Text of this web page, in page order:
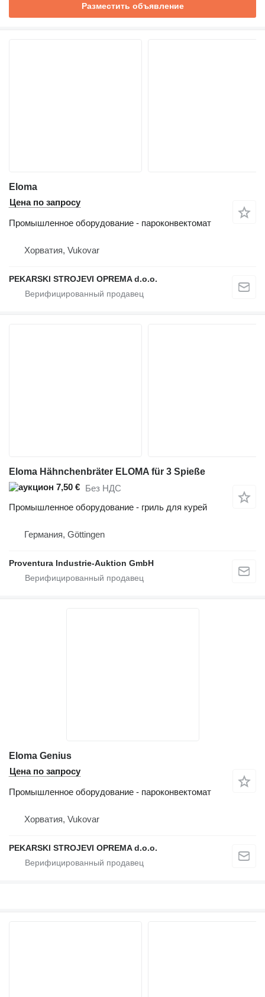
Разместить объявление
Eloma
Цена по запросу
Промышленное оборудование - пароконвектомат
Хорватия, Vukovar
PEKARSKI STROJEVI OPREMA d.o.o.
Eloma Hähnchenbräter ELOMA für 3 Spieße
7,50 € Без НДС
Промышленное оборудование - гриль для курей
Германия, Göttingen
Proventura Industrie-Auktion GmbH
Eloma Genius
Цена по запросу
Промышленное оборудование - пароконвектомат
Хорватия, Vukovar
PEKARSKI STROJEVI OPREMA d.o.o.